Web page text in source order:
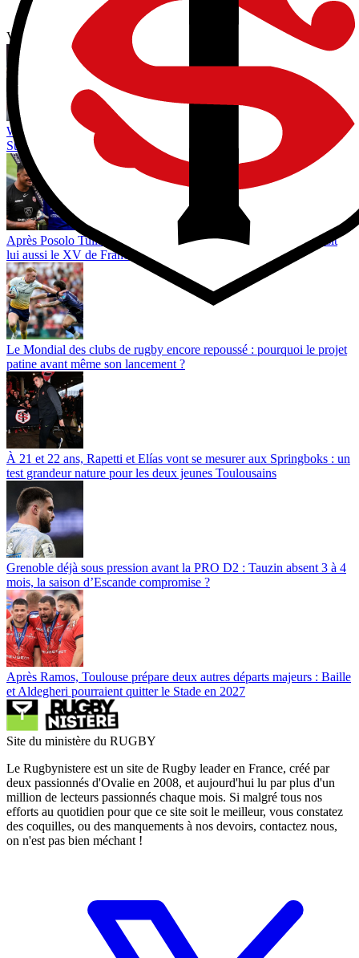
Vous avez tout lu ?
World Rugby limiterait les réunions entre arbitres et entraîneurs :
Steve Hansen redoute une montée de la méfiance avant 2027
Après Posolo Tuilagi, Preston Tekori, le fils de Joe Tekori, choisit
lui aussi le XV de France
Le Mondial des clubs de rugby encore repoussé : pourquoi le projet
patine avant même son lancement ?
À 21 et 22 ans, Rapetti et Elías vont se mesurer aux Springboks : un
test grandeur nature pour les deux jeunes Toulousains
Grenoble déjà sous pression avant la PRO D2 : Tauzin absent 3 à 4
mois, la saison d’Escande compromise ?
Après Ramos, Toulouse prépare deux autres départs majeurs : Baille
et Aldegheri pourraient quitter le Stade en 2027
Site du ministère du RUGBY
Le Rugbynistere est un site de Rugby leader en France, créé par
deux passionnés d'Ovalie en 2008, et aujourd'hui lu par plus d'un
million de lecteurs passionnés chaque mois. Si malgré tous nos
efforts au quotidien pour que ce site soit le meilleur, vous constatez
des coquilles, ou des manquements à nos devoirs, contactez nous,
on n'est pas bien méchant !